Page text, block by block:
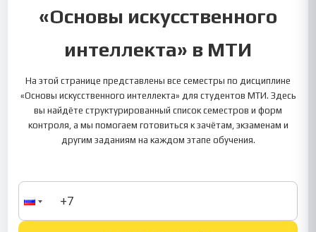
«Основы искусственного
интеллекта» в МТИ
На этой странице представлены все семестры по дисциплине
«Основы искусственного интеллекта» для студентов МТИ. Здесь
вы найдёте структурированный список семестров и форм
контроля, а мы помогаем готовиться к зачётам, экзаменам и
другим заданиям на каждом этапе обучения.